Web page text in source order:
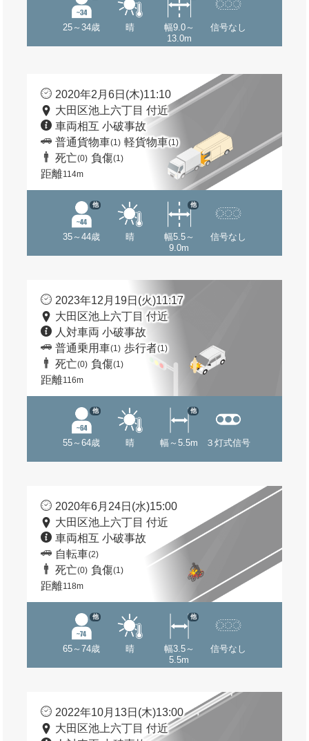
25～34歳 晴
幅9.0～
13.0m
信号なし
2020年2月6日(木)11:10
大田区池上六丁目 付近
車両相互 小破事故
普通貨物車(1) 軽貨物車(1)
死亡(0) 負傷(1)
距離114m
35～44歳
他
晴
幅5.5～
9.0m
他
信号なし
2023年12月19日(火)11:17
大田区池上六丁目 付近
人対車両 小破事故
普通乗用車(1) 歩行者(1)
死亡(0) 負傷(1)
距離116m
55～64歳
他
晴 幅～5.5m
他
３灯式信号
2020年6月24日(水)15:00
大田区池上六丁目 付近
車両相互 小破事故
自転車(2)
死亡(0) 負傷(1)
距離118m
65～74歳
他
晴
幅3.5～
5.5m
他
信号なし
2022年10月13日(木)13:00
大田区池上六丁目 付近